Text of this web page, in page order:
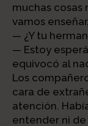
muchas cosas
vamos enseñar.
— ¿Y tu
— Estoy
equivocó al
Los
cara de
atención.
entender ni